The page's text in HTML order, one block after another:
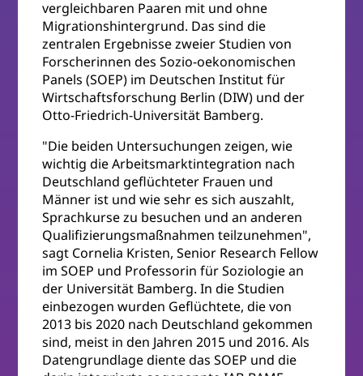
vergleichbaren Paaren mit und ohne
Migrationshintergrund. Das sind die
zentralen Ergebnisse zweier Studien von
Forscherinnen des Sozio-oekonomischen
Panels (SOEP) im Deutschen Institut für
Wirtschaftsforschung Berlin (DIW) und der
Otto-Friedrich-Universität Bamberg.
"Die beiden Untersuchungen zeigen, wie
wichtig die Arbeitsmarktintegration nach
Deutschland geflüchteter Frauen und
Männer ist und wie sehr es sich auszahlt,
Sprachkurse zu besuchen und an anderen
Qualifizierungsmaßnahmen teilzunehmen",
sagt Cornelia Kristen, Senior Research Fellow
im SOEP und Professorin für Soziologie an
der Universität Bamberg. In die Studien
einbezogen wurden Geflüchtete, die von
2013 bis 2020 nach Deutschland gekommen
sind, meist in den Jahren 2015 und 2016. Als
Datengrundlage diente das SOEP und die